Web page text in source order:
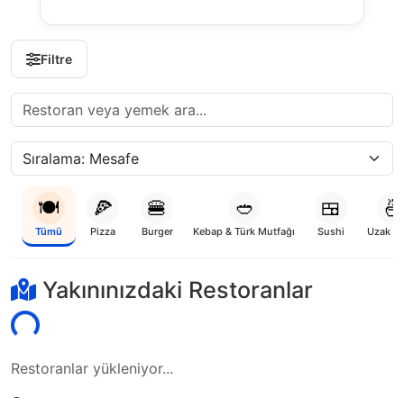
Filtre
🍽️
Tümü
🍕
Pizza
🍔
Burger
🥙
Kebap & Türk Mutfağı
🍱
Sushi
🍜
Uzak
Yakınınızdaki Restoranlar
Yükleniyor...
Restoranlar yükleniyor...